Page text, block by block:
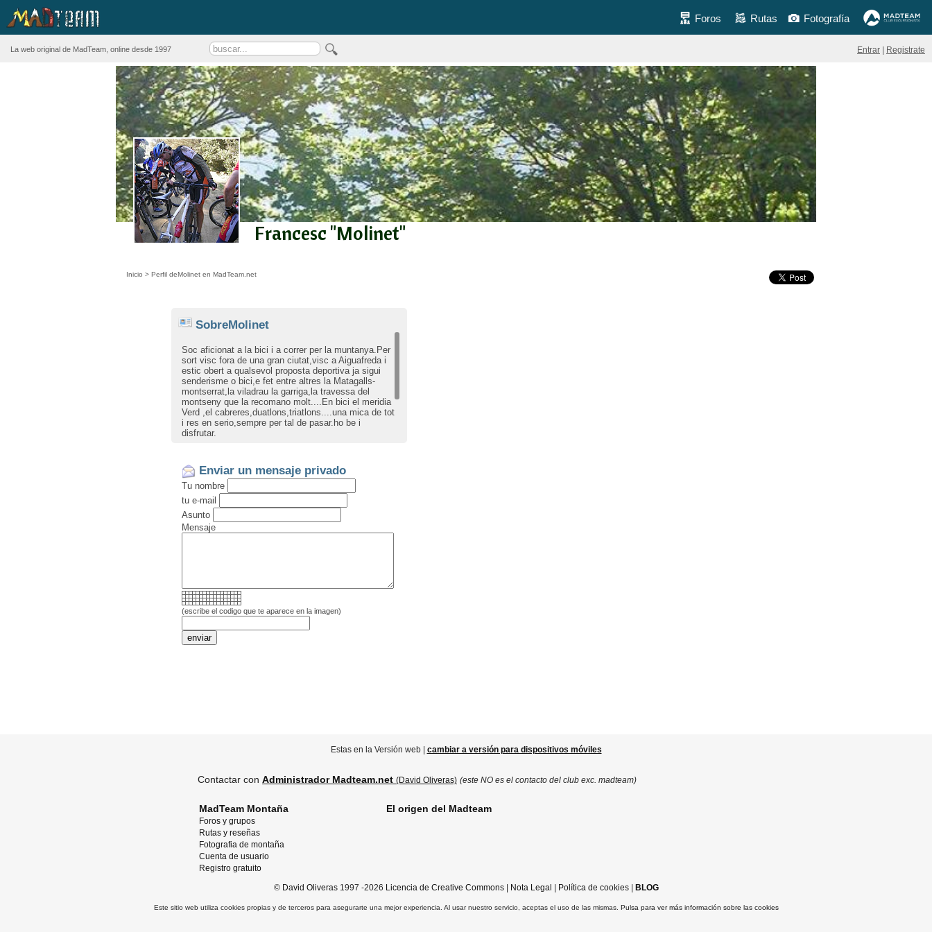
Foros Rutas Fotografía
La web original de MadTeam, online desde 1997 Entrar Registrate
Francesc "Molinet"
Inicio > Perfil deMolinet en MadTeam.net
SobreMolinet
Soc aficionat a la bici i a correr per la muntanya.Per
sort visc fora de una gran ciutat,visc a Aiguafreda i
estic obert a qualsevol proposta deportiva ja sigui
senderisme o bici,e fet entre altres la Matagalls-
montserrat,la viladrau la garriga,la travessa del
montseny que la recomano molt....En bici el meridia
Verd ,el cabreres,duatlons,triatlons....una mica de tot
i res en serio,sempre per tal de pasar.ho be i
disfrutar.
que dirmho,o be fer una consulta truqueu.me
677635026
Enviar un mensaje privado
Tu nombre
tu e-mail
Asunto
Mensaje
(escribe el codigo que te aparece en la imagen)
Estas en la Versión web | cambiar a versión para dispositivos móviles
Contactar con Administrador Madteam.net (David Oliveras) (este NO es el contacto del club exc. madteam)
MadTeam Montaña
Foros y grupos
Rutas y reseñas
Fotografia de montaña
Cuenta de usuario
Registro gratuito
El origen del Madteam
© David Oliveras1997 -2026 Licencia de Creative Commons| Nota Legal Política de cookies| BLOG
Este sitio web utiliza cookies propias y de terceros para asegurarte una mejor experiencia. Al usar nuestro servicio, aceptas el uso de las mismas. Pulsa para ver más información sobre las cookies